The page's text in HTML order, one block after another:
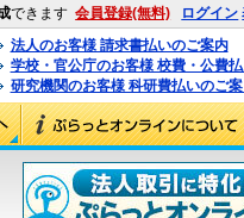
できます 会員登録(無料) ログイン
法人のお客様 請求書払いのご案内
学校・官公庁のお客様 校費・公費
研究機関のお客様 科研費払いのご